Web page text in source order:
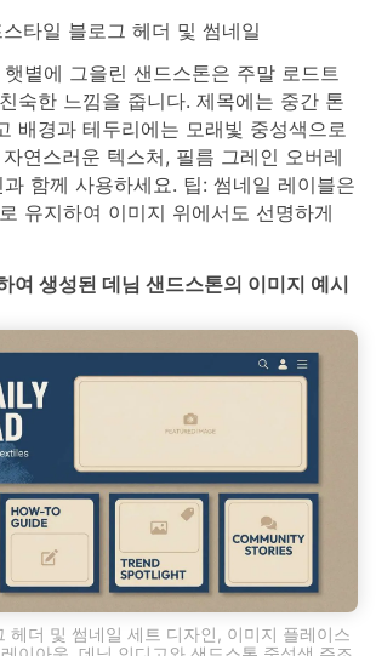
타일 블로그 헤더 및 썸네일
볕에 그을린 샌드스톤은 주말 로드트
숙한 느낌을 줍니다. 제목에는 중간 톤
배경과 테두리에는 모래빛 중성색으로
연스러운 텍스처, 필름 그레인 오버레
함께 사용하세요. 팁: 썸네일 레이블은
유지하여 이미지 위에서도 선명하게
여 생성된 데님 샌드스톤의 이미지 예시
헤더 및 썸네일 세트 디자인, 이미지 플레이스